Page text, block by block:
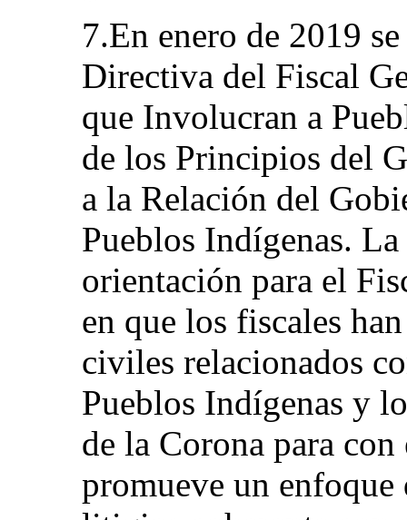
7.En enero de 2019
Directiva del Fiscal
que Involucran a
de los Principios del
a la Relación del
Pueblos Indígenas.
orientación para el
en que los fiscales
civiles relacionados
Pueblos Indígenas y
de la Corona para
promueve un